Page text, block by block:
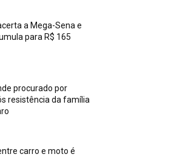
a Mega-Sena e
para R$ 165
procurado por
resistência da família
carro e moto é